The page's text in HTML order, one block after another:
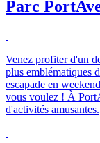
Parc
Venez profiter d'un
plus emblématiques
escapade en
vous voulez ! À
d'activités amusantes.